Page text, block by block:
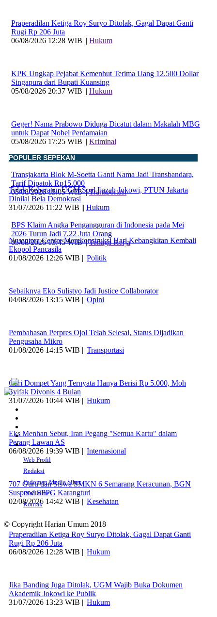
Praperadilan Ketiga Roy Suryo Ditolak, Gagal Dapat Ganti
Rugi Rp 206 Juta
06/08/2026 12:28 WIB || Hukum
KPK Ungkap Pejabat Kemenhut Terima Uang 12.500 Dollar
Singapura dari Bupati Kuansing
05/08/2026 20:37 WIB || Hukum
Geger! Nama Prabowo Diduga Dicatut dalam Makalah MBG
untuk Dapat Nobel Perdamaian
05/08/2026 17:25 WIB || Kriminal
Transjakarta Blok M-Soetta Ganti Nama Jadi Transbandara,
Tarif Dipatok Rp15.000
05/08/2026 15:05 WIB ||Transportasi
BPS Klaim Angka Pengangguran di Indonesia pada Mei
2026 Turun Jadi 7,22 Juta Orang
05/08/2026 13:45 WIB ||Tenaga Kerja
POPULER SEPEKAN
Tolak Keberatan UGM Soal Ijazah Jokowi, PTUN Jakarta
Dinilai Bela Demokrasi
31/07/2026 11:22 WIB || Hukum
Nusantara Centre Merekonstruksi Hari Kebangkitan Kembali
Ekopol Pancasila
01/08/2026 12:26 WIB || Politik
Sebaiknya Eko Sulistyo Jadi Justice Collaborator
04/08/2026 13:15 WIB || Opini
Pembahasan Perpres Ojol Telah Selesai, Status Dijadikan
Pengusaha Mikro
01/08/2026 14:15 WIB || Transportasi
Curi Dompet Yang Ternyata Hanya Berisi Rp 5.000, Moh
Syifak Divonis 4 Bulan
31/07/2026 10:44 WIB || Hukum
Eks Menhan Sebut, Iran Pegang "Semua Kartu" dalam
Perang Lawan AS
06/08/2026 19:39 WIB || Internasional
707 Guru dan Siswa SMKN 6 Semarang Keracunan, BGN
Suspend SPPG Karangturi
02/08/2026 14:42 WIB || Kesehatan
Praperadilan Ketiga Roy Suryo Ditolak, Gagal Dapat Ganti
Rugi Rp 206 Juta
06/08/2026 12:28 WIB || Hukum
Jika Banding Juga Ditolak, UGM Wajib Buka Dokumen
Akademik Jokowi ke Publik
31/07/2026 13:23 WIB || Hukum
Web Profil
Redaksi
Pedoman Media Siber
Disclaimer
Kontak
© Copyright Harian Umum 2018